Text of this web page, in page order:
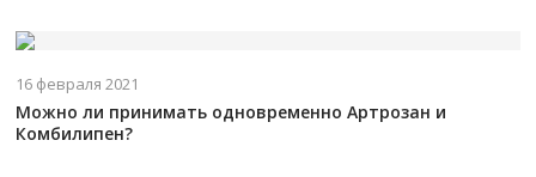
16 февраля 2021
Можно ли принимать одновременно Артрозан и
Комбилипен?